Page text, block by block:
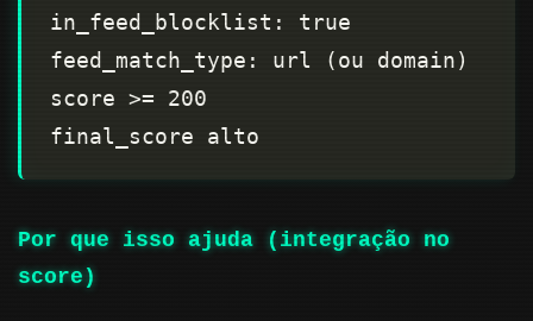
Por que isso ajuda (integração no
score)